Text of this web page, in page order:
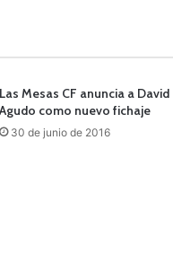
Las Mesas CF anuncia a David
Agudo como nuevo fichaje
30 de junio de 2016